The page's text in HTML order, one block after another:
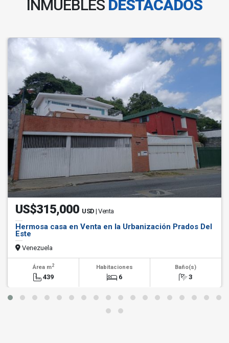
INMUEBLES DESTACADOS
US$315,000 USD | Venta
Hermosa casa en Venta en la Urbanización Prados Del
Este
Venezuela
Área m2
439
Habitaciones
6
Baño(s)
3